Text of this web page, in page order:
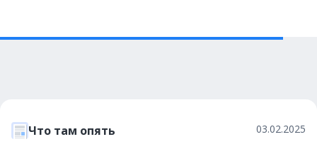
Что там опять 03.02.2025